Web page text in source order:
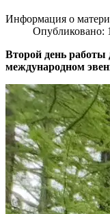
Информация о
Опубликовано:
Второй день работы
международном